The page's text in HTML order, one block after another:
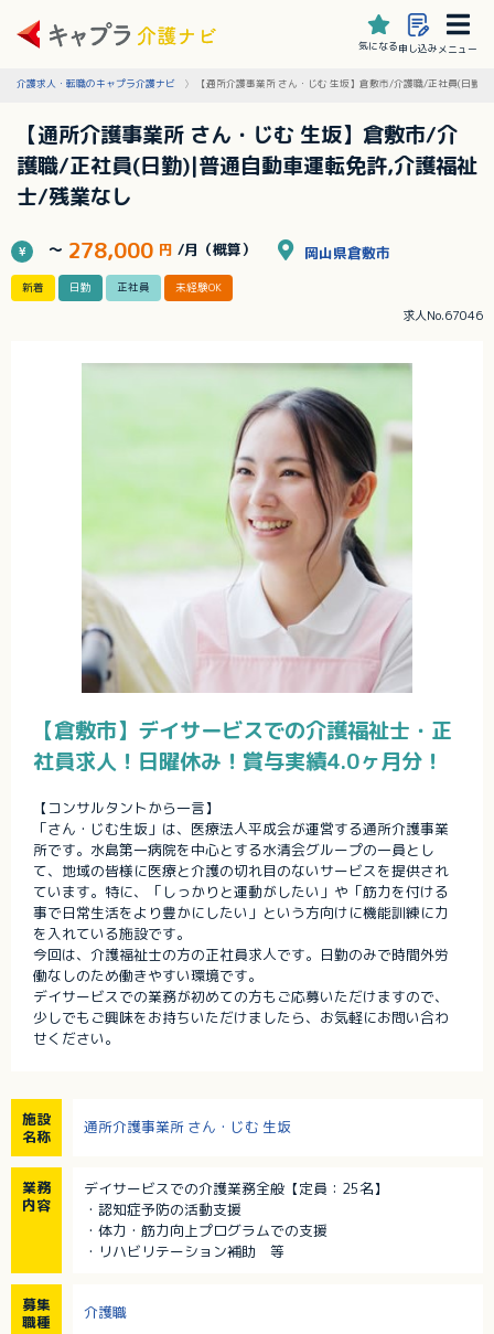
気になる申し込みメニュー
介護求人・転職のキャプラ介護ナビ 【通所介護事業所 さん・じむ 生坂】倉敷市/介護職/正社員(日勤
【通所介護事業所 さん・じむ 生坂】倉敷市/介
護職/正社員(日勤)|普通自動車運転免許,介護福祉
士/残業なし
～ 278,000 円 /月（概算） 岡山県倉敷市
新着 日勤 正社員 未経験OK
求人No.67046
【倉敷市】デイサービスでの介護福祉士・正
社員求人！日曜休み！賞与実績4.0ヶ月分！
【コンサルタントから一言】
「さん・じむ生坂」は、医療法人平成会が運営する通所介護事業
所です。水島第一病院を中心とする水清会グループの一員とし
て、地域の皆様に医療と介護の切れ目のないサービスを提供され
ています。特に、「しっかりと運動がしたい」や「筋力を付ける
事で日常生活をより豊かにしたい」という方向けに機能訓練に力
を入れている施設です。
今回は、介護福祉士の方の正社員求人です。日勤のみで時間外労
働なしのため働きやすい環境です。
デイサービスでの業務が初めての方もご応募いただけますので、
少しでもご興味をお持ちいただけましたら、お気軽にお問い合わ
せください。
施設
名称
通所介護事業所 さん・じむ 生坂
業務
内容
デイサービスでの介護業務全般【定員：25名】
・認知症予防の活動支援
・体力・筋力向上プログラムでの支援
・リハビリテーション補助 等
募集
職種
介護職